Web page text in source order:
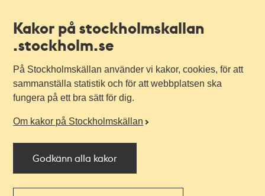
Kakor på stockholmskallan
.stockholm.se
På Stockholmskällan använder vi kakor, cookies, för att
sammanställa statistik och för att webbplatsen ska
fungera på ett bra sätt för dig.
Om kakor på Stockholmskällan
Godkänn alla kakor